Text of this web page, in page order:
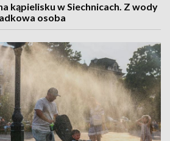
kąpielisku w Siechnicach. Z wody
osoba